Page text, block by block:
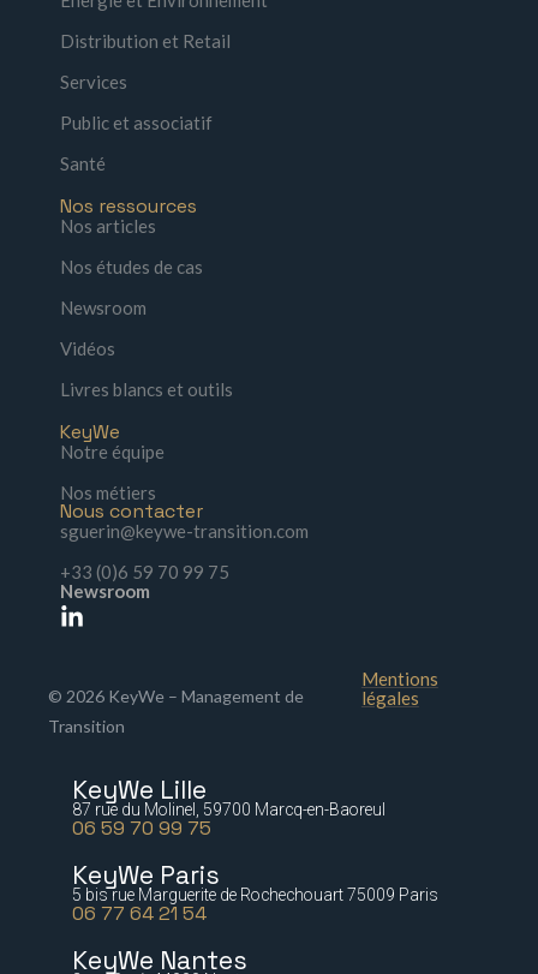
Distribution et Retail
Services
Public et associatif
Santé
Nos ressources
Nos articles
Nos études de cas
Newsroom
Vidéos
Livres blancs et outils
KeyWe
Notre équipe
Nos métiers
Nous contacter
sguerin@keywe-transition.com
+33 (0)6 59 70 99 75
Newsroom
© 2026 KeyWe – Management de
Transition
Mentions
légales
KeyWe Lille
87 rue du Molinel, 59700 Marcq-en-Baoreul
06 59 70 99 75
KeyWe Paris
5 bis rue Marguerite de Rochechouart 75009 Paris
06 77 64 21 54
KeyWe Nantes